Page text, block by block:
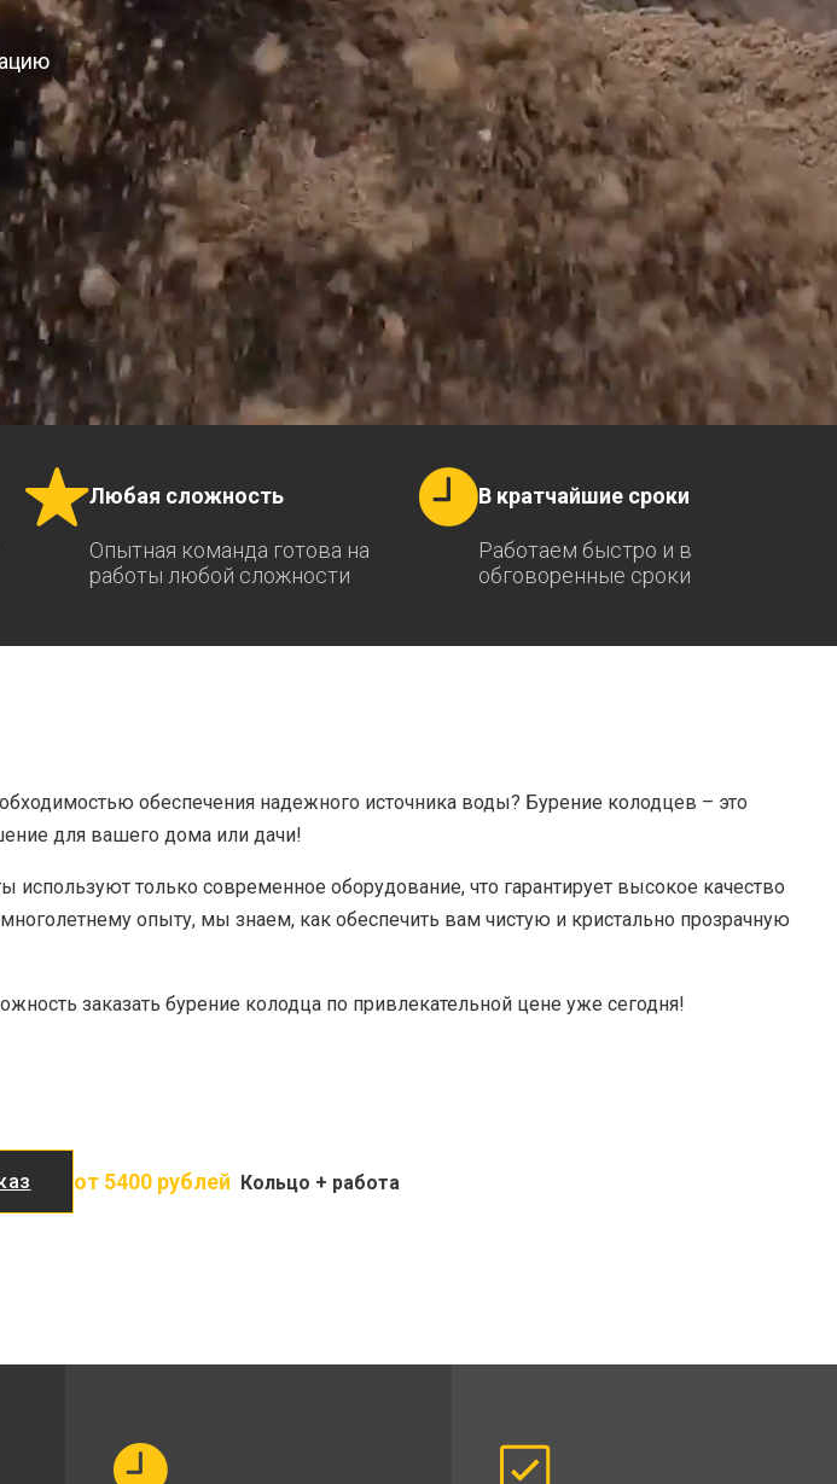
Любая сложность
Опытная команда готова на
работы любой сложности
В кратчайшие сроки
Работаем быстро и в
обговоренные сроки
обеспечения надежного источника воды? Бурение колодцев – это
для вашего дома или дачи!
используют только современное оборудование, что гарантирует высокое качество
многолетнему опыту, мы знаем, как обеспечить вам чистую и кристально прозрачную
заказать бурение колодца по привлекательной цене уже сегодня!
от 5400 рублей Кольцо + работа